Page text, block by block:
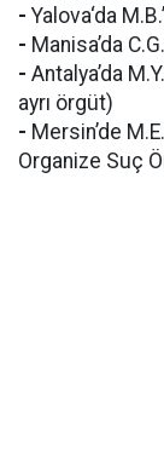
- Yalova‘da
- Manisa’da
- Antalya’da
ayrı örgüt)
- Mersin’de
Organize Suç